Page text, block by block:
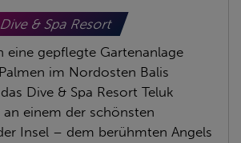
& Spa Resort
eine gepflegte Gartenanlage
im Nordosten Balis
Dive & Spa Resort Teluk
an einem der schönsten
Insel – dem berühmten Angels